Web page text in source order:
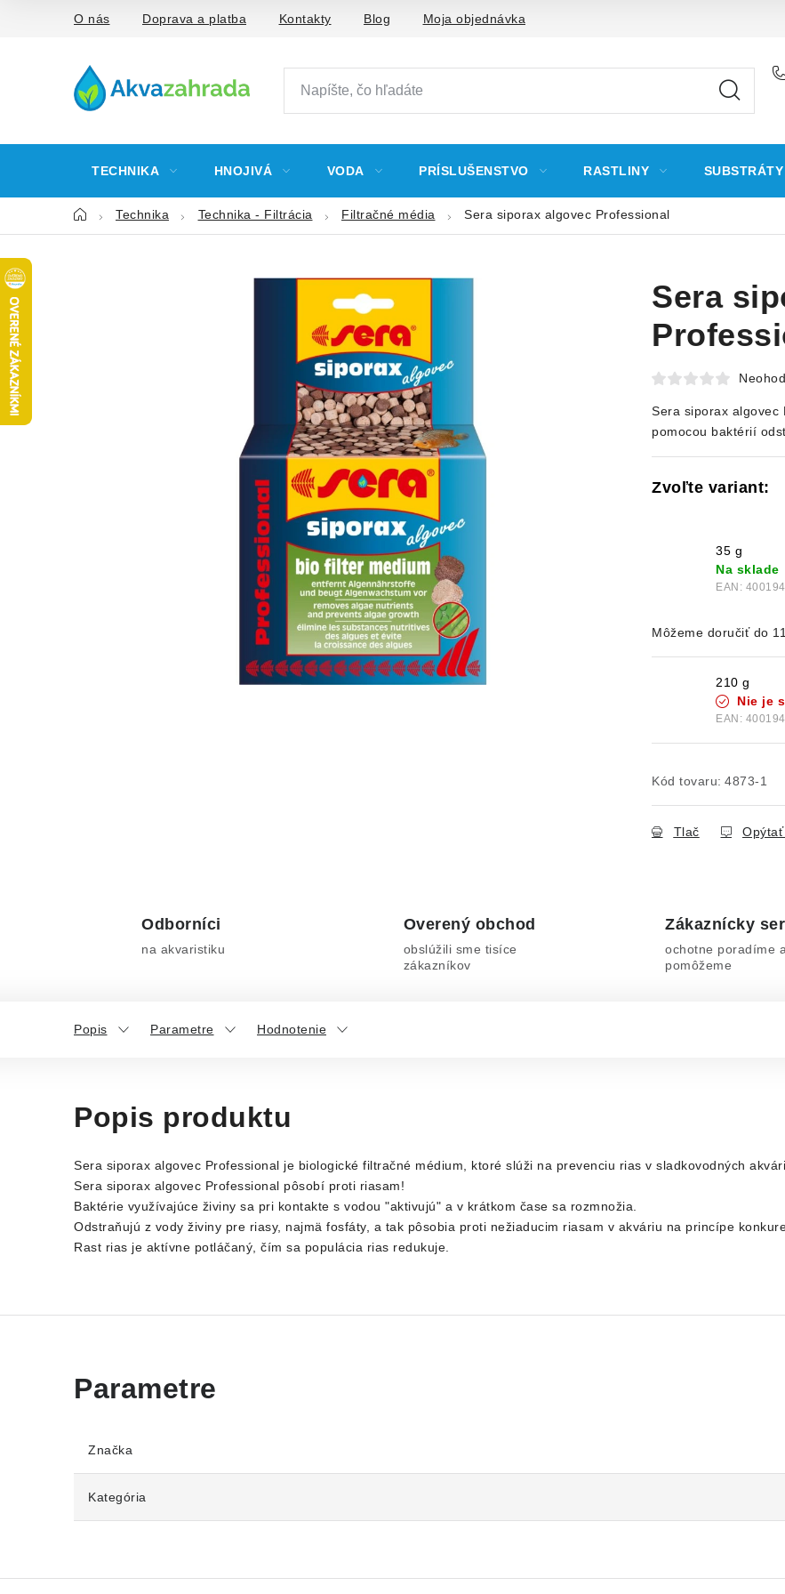
O nás Doprava a platba Kontakty Blog Moja objednávka
TECHNIKA HNOJIVÁ VODA PRÍSLUŠENSTVO RASTLINY SUBSTRÁTY
DomovTechnika Technika - Filtrácia Filtračné média Sera siporax algovec Professional
Sera
Sera siporax algovec
pomocou baktérií
35 g
Na sklade
EAN:
210 g
Nie je
EAN:
Kód tovaru: 4873-1
Tlač Opýtať
Odborníci
na akvaristiku
Overený obchod
obslúžili sme tisíce
zákazníkov
Zákaznícky
ochotne poradíme a
pomôžeme
Popis Parametre Hodnotenie
Popis produktu
Sera siporax algovec Professional je biologické filtračné médium, ktoré slúži na prevenciu rias v sladkovodných
Sera siporax algovec Professional pôsobí proti riasam!
Baktérie využívajúce živiny sa pri kontakte s vodou "aktivujú" a v krátkom čase sa rozmnožia.
Odstraňujú z vody živiny pre riasy, najmä fosfáty, a tak pôsobia proti nežiaducim riasam v akváriu na princípe
Rast rias je aktívne potláčaný, čím sa populácia rias redukuje.
Značka
Kategória